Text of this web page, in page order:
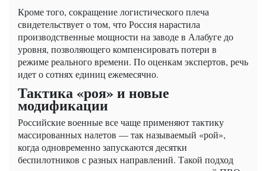
Кроме того, сокращение логистического плеча
свидетельствует о том, что Россия нарастила
производственные мощности на заводе в Алабуге до
уровня, позволяющего компенсировать потери в
режиме реального времени. По оценкам экспертов, речь
идет о сотнях единиц ежемесячно.
Тактика «роя» и новые
модификации
Российские военные все чаще применяют тактику
массированных налетов — так называемый «рой»,
когда одновременно запускаются десятки
беспилотников с разных направлений. Такой подход